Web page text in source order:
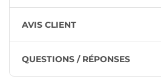
AVIS CLIENT
QUESTIONS / RÉPONSES